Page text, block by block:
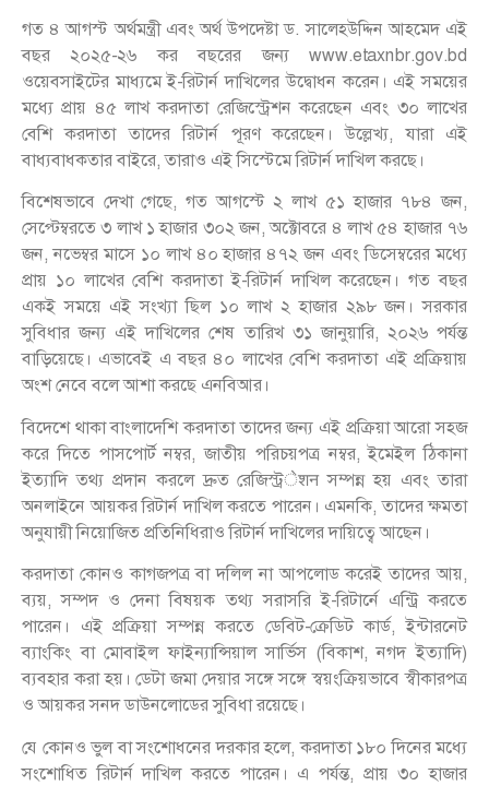
গত ৪ আগস্ট অর্থমন্ত্রী এবং অর্থ উপদেষ্টা ড. সালেহউদ্দিন আহমেদ এই
বছর ২০২৫-২৬ কর বছরের জন্য www.etaxnbr.gov.bd
ওয়েবসাইটের মাধ্যমে ই-রিটার্ন দাখিলের উদ্বোধন করেন। এই সময়ের
মধ্যে প্রায় ৪৫ লাখ করদাতা রেজিস্ট্রেশন করেছেন এবং ৩০ লাখের
বেশি করদাতা তাদের রিটার্ন পূরণ করেছেন। উল্লেখ্য, যারা এই
বাধ্যবাধকতার বাইরে, তারাও এই সিস্টেমে রিটার্ন দাখিল করছে।
বিশেষভাবে দেখা গেছে, গত আগস্টে ২ লাখ ৫১ হাজার ৭৮৪ জন,
সেপ্টেম্বরতে ৩ লাখ ১ হাজার ৩০২ জন, অক্টোবরে ৪ লাখ ৫৪ হাজার ৭৬
জন, নভেম্বর মাসে ১০ লাখ ৪০ হাজার ৪৭২ জন এবং ডিসেম্বরের মধ্যে
প্রায় ১০ লাখের বেশি করদাতা ই-রিটার্ন দাখিল করেছেন। গত বছর
একই সময়ে এই সংখ্যা ছিল ১০ লাখ ২ হাজার ২৯৮ জন। সরকার
সুবিধার জন্য এই দাখিলের শেষ তারিখ ৩১ জানুয়ারি, ২০২৬ পর্যন্ত
বাড়িয়েছে। এভাবেই এ বছর ৪০ লাখের বেশি করদাতা এই প্রক্রিয়ায়
অংশ নেবে বলে আশা করছে এনবিআর।
বিদেশে থাকা বাংলাদেশি করদাতা তাদের জন্য এই প্রক্রিয়া আরো সহজ
করে দিতে পাসপোর্ট নম্বর, জাতীয় পরিচয়পত্র নম্বর, ইমেইল ঠিকানা
ইত্যাদি তথ্য প্রদান করলে দ্রুত রেজিস্ট্রेशन সম্পন্ন হয় এবং তারা
অনলাইনে আয়কর রিটার্ন দাখিল করতে পারেন। এমনকি, তাদের ক্ষমতা
অনুযায়ী নিয়োজিত প্রতিনিধিরাও রিটার্ন দাখিলের দায়িত্বে আছেন।
করদাতা কোনও কাগজপত্র বা দলিল না আপলোড করেই তাদের আয়,
ব্যয়, সম্পদ ও দেনা বিষয়ক তথ্য সরাসরি ই-রিটার্নে এন্ট্রি করতে
পারেন। এই প্রক্রিয়া সম্পন্ন করতে ডেবিট-ক্রেডিট কার্ড, ইন্টারনেট
ব্যাংকিং বা মোবাইল ফাইন্যান্সিয়াল সার্ভিস (বিকাশ, নগদ ইত্যাদি)
ব্যবহার করা হয়। ডেটা জমা দেয়ার সঙ্গে সঙ্গে স্বয়ংক্রিয়ভাবে স্বীকারপত্র
ও আয়কর সনদ ডাউনলোডের সুবিধা রয়েছে।
যে কোনও ভুল বা সংশোধনের দরকার হলে, করদাতা ১৮০ দিনের মধ্যে
সংশোধিত রিটার্ন দাখিল করতে পারেন। এ পর্যন্ত, প্রায় ৩০ হাজার